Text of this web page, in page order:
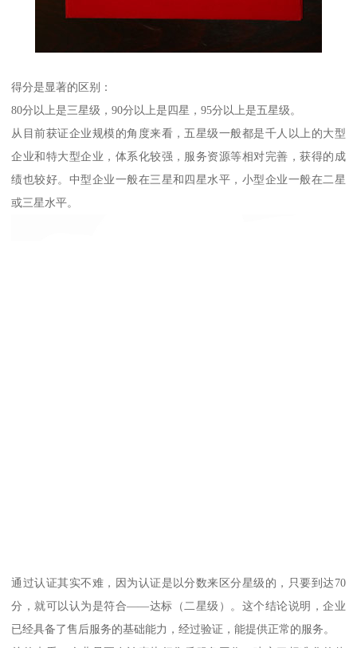
得分是显著的区别：
80分以上是三星级，90分以上是四星，95分以上是五星级。
从目前获证企业规模的角度来看，五星级一般都是千人以上的大型
企业和特大型企业，体系化较强，服务资源等相对完善，获得的成
绩也较好。中型企业一般在三星和四星水平，小型企业一般在二星
或三星水平。
通过认证其实不难，因为认证是以分数来区分星级的，只要到达70
分，就可以认为是符合——达标（二星级）。这个结论说明，企业
已经具备了售后服务的基础能力，经过验证，能提供正常的服务。